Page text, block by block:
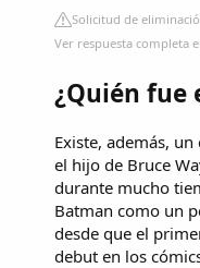
Solicitud de
Ver respuesta completa
¿Quién fue
Existe, además,
el hijo de Bruce
durante mucho
Batman como un
desde que el
debut en los